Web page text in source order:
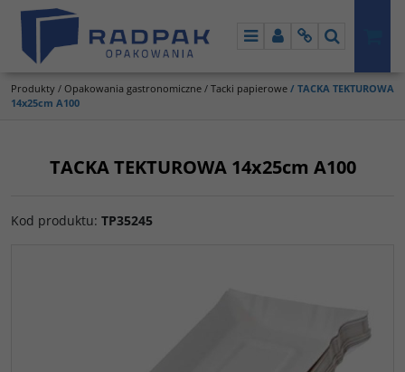
MenuPanelInfoSzukaj
Produkty / Opakowania gastronomiczne / Tacki papierowe / TACKA TEKTUROWA
14x25cm A100
TACKA TEKTUROWA 14x25cm A100
Kod produktu: TP35245